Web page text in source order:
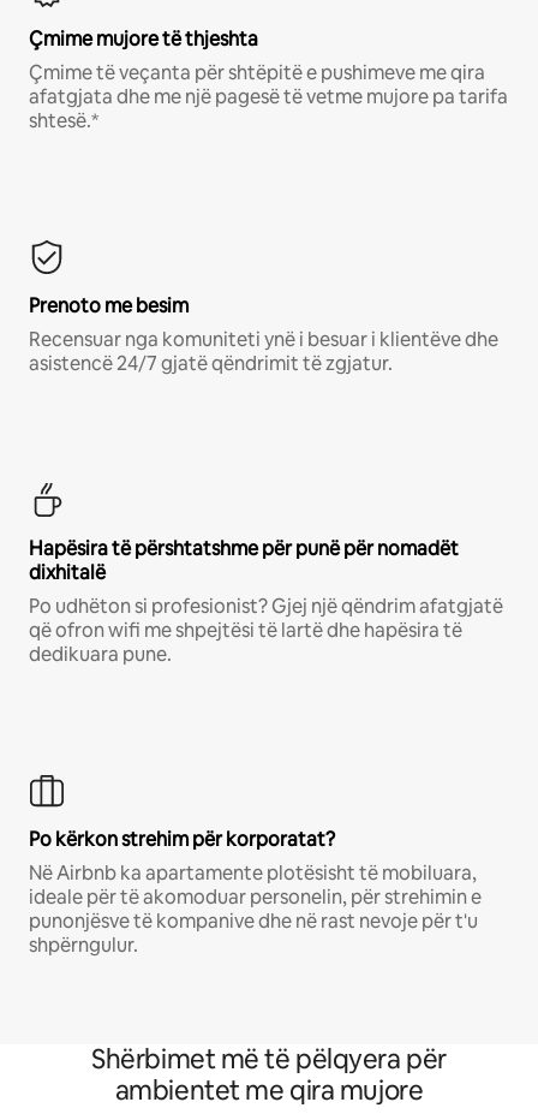
Çmime mujore të thjeshta
Çmime të veçanta për shtëpitë e pushimeve me qira
afatgjata dhe me një pagesë të vetme mujore pa tarifa
shtesë.*
Prenoto me besim
Recensuar nga komuniteti ynë i besuar i klientëve dhe
asistencë 24/7 gjatë qëndrimit të zgjatur.
Hapësira të përshtatshme për punë për nomadët
dixhitalë
Po udhëton si profesionist? Gjej një qëndrim afatgjatë
që ofron wifi me shpejtësi të lartë dhe hapësira të
dedikuara pune.
Po kërkon strehim për korporatat?
Në Airbnb ka apartamente plotësisht të mobiluara,
ideale për të akomoduar personelin, për strehimin e
punonjësve të kompanive dhe në rast nevoje për t'u
shpërngulur.
Shërbimet më të pëlqyera për
ambientet me qira mujore